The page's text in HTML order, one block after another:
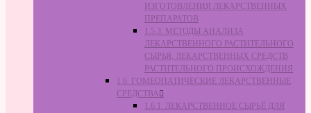
ИЗГОТОВЛЕНИЯ ЛЕКАРСТВЕННЫХ
ПРЕПАРАТОВ
1.5.3. МЕТОДЫ АНАЛИЗА
ЛЕКАРСТВЕННОГО РАСТИТЕЛЬНОГО
СЫРЬЯ, ЛЕКАРСТВЕННЫХ СРЕДСТВ
РАСТИТЕЛЬНОГО ПРОИСХОЖДЕНИЯ
1.6. ГОМЕОПАТИЧЕСКИЕ ЛЕКАРСТВЕННЫЕ
СРЕДСТВА
1.6.1. ЛЕКАРСТВЕННОЕ СЫРЬЁ ДЛЯ